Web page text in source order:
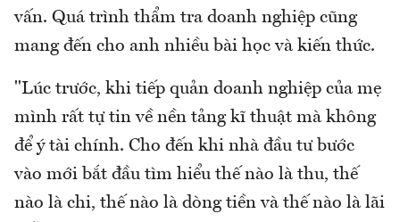
vấn. Quá trình thẩm tra doanh nghiệp cũng
mang đến cho anh nhiều bài học và kiến thức.
"Lúc trước, khi tiếp quản doanh nghiệp của mẹ
mình rất tự tin về nền tảng kĩ thuật mà không
để ý tài chính. Cho đến khi nhà đầu tư bước
vào mới bắt đầu tìm hiểu thế nào là thu, thế
nào là chi, thế nào là dòng tiền và thế nào là lãi